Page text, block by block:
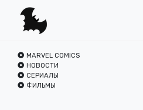
MARVEL COMICS
НОВОСТИ
СЕРИАЛЫ
ФИЛЬМЫ